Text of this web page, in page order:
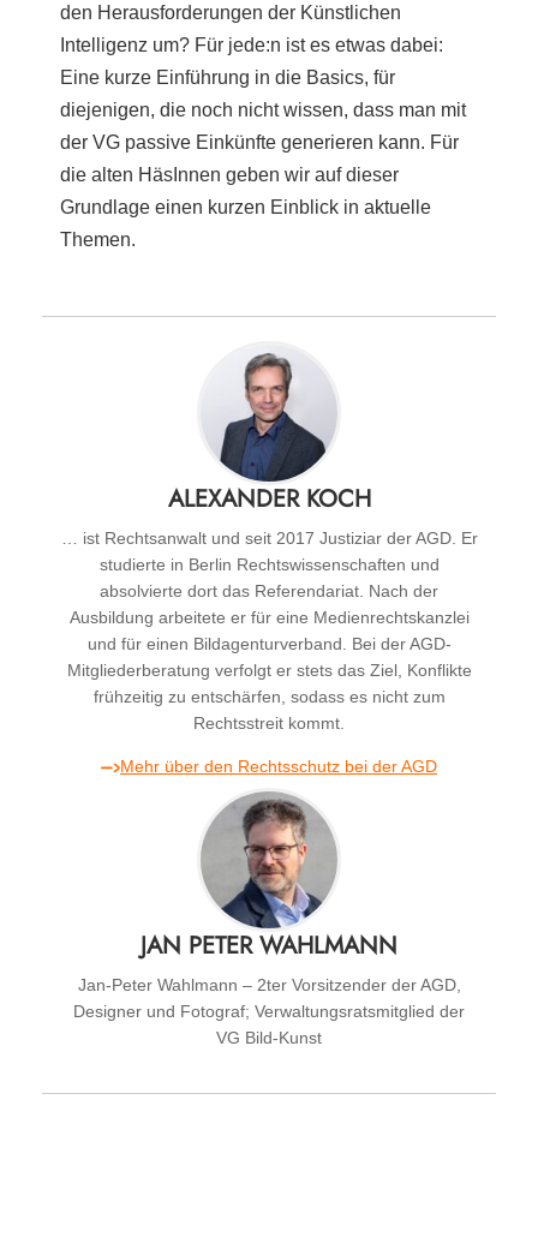
den Herausforderungen der Künstlichen
Intelligenz um? Für jede:n ist es etwas dabei:
Eine kurze Einführung in die Basics, für
diejenigen, die noch nicht wissen, dass man mit
der VG passive Einkünfte generieren kann. Für
die alten HäsInnen geben wir auf dieser
Grundlage einen kurzen Einblick in aktuelle
Themen.
ALEXANDER KOCH
… ist Rechtsanwalt und seit 2017 Justiziar der AGD. Er
studierte in Berlin Rechtswis­sen­schaften und
absolvierte dort das Referendariat. Nach der
Ausbildung arbeitete er für eine Medienrechtskanzlei
und für einen Bildagenturverband. Bei der AGD-
Mitgliederberatung verfolgt er stets das Ziel, Konflikte
frühzeitig zu entschärfen, sodass es nicht zum
Rechtsstreit kommt.
Mehr über den Rechtsschutz bei der AGD
JAN PETER WAHLMANN
Jan-Peter Wahlmann – 2ter Vorsitzender der AGD,
Designer und Fotograf; Verwaltungsratsmitglied der
VG Bild-Kunst